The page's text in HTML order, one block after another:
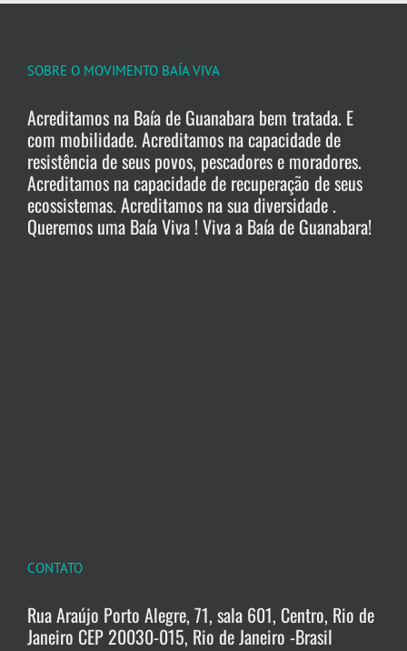
SOBRE O MOVIMENTO BAÍA VIVA
Acreditamos na Baía de Guanabara bem tratada. E
com mobilidade. Acreditamos na capacidade de
resistência de seus povos, pescadores e moradores.
Acreditamos na capacidade de recuperação de seus
ecossistemas. Acreditamos na sua diversidade .
Queremos uma Baía Viva ! Viva a Baía de Guanabara!
CONTATO
Rua Araújo Porto Alegre, 71, sala 601, Centro, Rio de
Janeiro CEP 20030-015, Rio de Janeiro -Brasil